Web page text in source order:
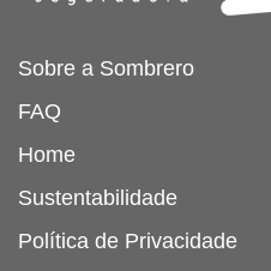
Sobre a Sombrero
FAQ
Home
Sustentabilidade
Política de Privacidade